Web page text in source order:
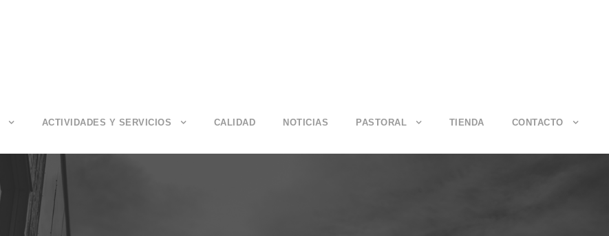
ACTIVIDADES Y SERVICIOS CALIDAD NOTICIAS PASTORAL TIENDA CONTACTO